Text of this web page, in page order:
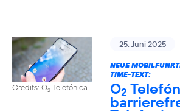
Credits: O2Telefónica
25. Juni 2025
NEUE
TIME-TEXT:
O2